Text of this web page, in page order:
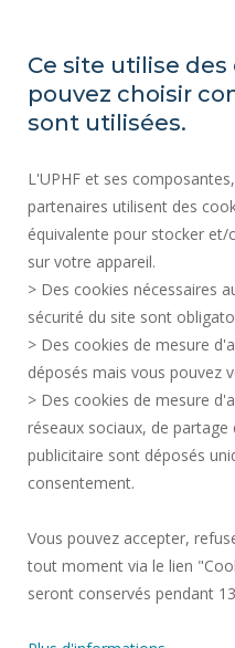
Campus Mont Houy
59313 Valenciennes cedex 9
Tél. : 03 27 51 12 34
Plan des campus
ACTES RÉGLEMENTAIRES
ESPACE PRESSE
MARCHÉS PUBLICS
RECRUTEMENT
PLAN DES CAMPUS
MENTIONS LÉGALES
CONTACTS
SERVICES PUBLICS +
CRÉDITS
Ce site utilise des
pouvez choisir
sont utilisées.
L'UPHF et ses
partenaires utilisent des
équivalente pour stocker
sur votre appareil.
> Des cookies nécessaires
sécurité du site sont
> Des cookies de mesure
déposés mais vous pouvez
> Des cookies de mesure
réseaux sociaux, de
publicitaire sont déposés
consentement.
Vous pouvez accepter,
tout moment via le lien
seront conservés pendant